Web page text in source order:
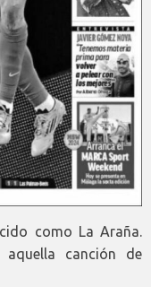
como La Araña.
canción de